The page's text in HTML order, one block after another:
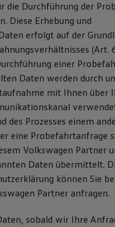
die Durchführung der
Diese Erhebung und
erfolgt auf der
(Art.
einer
Daten werden durch
mit Ihnen über
des Prozesses einem
eine Probefahrtanfrage
Volkswagen Partner
Daten übermittelt.
können Sie
Partner anfragen.
sobald wir Ihre